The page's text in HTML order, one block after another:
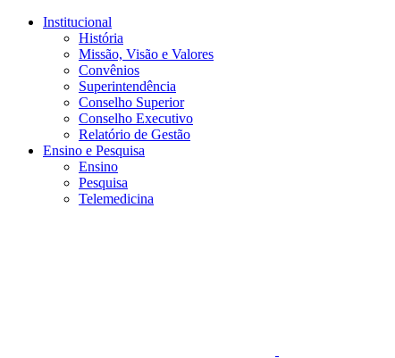
Conteúdo principal
Institucional
História
Missão, Visão e Valores
Convênios
Superintendência
Conselho Superior
Conselho Executivo
Relatório de Gestão
Ensino e Pesquisa
Ensino
Pesquisa
Telemedicina